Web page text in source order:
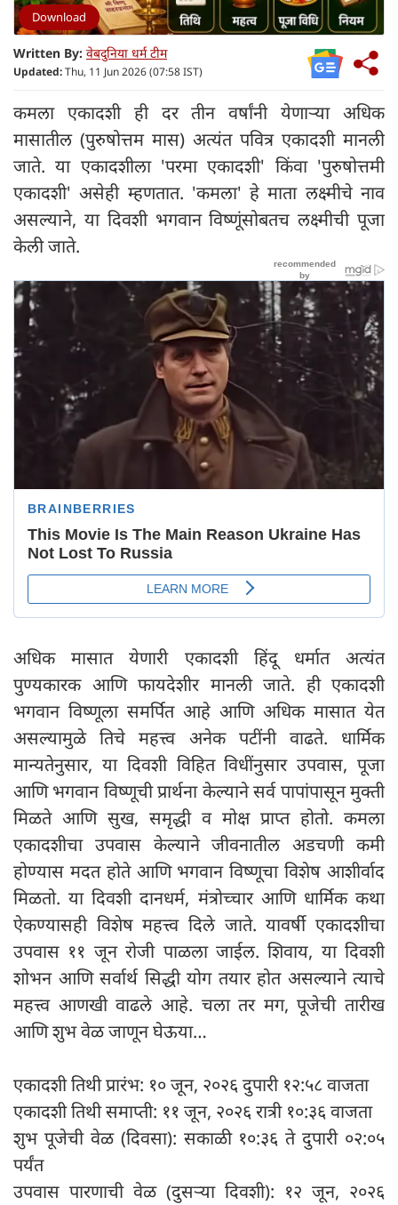
Download
Written By: वेबदुनिया धर्म टीम
Updated:Thu, 11 Jun 2026 (07:58 IST)
कमला एकादशी ही दर तीन वर्षांनी येणाऱ्या अधिक
मासातील (पुरुषोत्तम मास) अत्यंत पवित्र एकादशी मानली
जाते. या एकादशीला 'परमा एकादशी' किंवा 'पुरुषोत्तमी
एकादशी' असेही म्हणतात. 'कमला' हे माता लक्ष्मीचे नाव
असल्याने, या दिवशी भगवान विष्णूंसोबतच लक्ष्मीची पूजा
केली जाते.
अधिक मासात येणारी एकादशी हिंदू धर्मात अत्यंत
पुण्यकारक आणि फायदेशीर मानली जाते. ही एकादशी
भगवान विष्णूला समर्पित आहे आणि अधिक मासात येत
असल्यामुळे तिचे महत्त्व अनेक पटींनी वाढते. धार्मिक
मान्यतेनुसार, या दिवशी विहित विधींनुसार उपवास, पूजा
आणि भगवान विष्णूची प्रार्थना केल्याने सर्व पापांपासून मुक्ती
मिळते आणि सुख, समृद्धी व मोक्ष प्राप्त होतो. कमला
एकादशीचा उपवास केल्याने जीवनातील अडचणी कमी
होण्यास मदत होते आणि भगवान विष्णूचा विशेष आशीर्वाद
मिळतो. या दिवशी दानधर्म, मंत्रोच्चार आणि धार्मिक कथा
ऐकण्यासही विशेष महत्त्व दिले जाते. यावर्षी एकादशीचा
उपवास ११ जून रोजी पाळला जाईल. शिवाय, या दिवशी
शोभन आणि सर्वार्थ सिद्धी योग तयार होत असल्याने त्याचे
महत्त्व आणखी वाढले आहे. चला तर मग, पूजेची तारीख
आणि शुभ वेळ जाणून घेऊया…
एकादशी तिथी प्रारंभ: १० जून, २०२६ दुपारी १२:५८ वाजता
एकादशी तिथी समाप्ती: ११ जून, २०२६ रात्री १०:३६ वाजता
शुभ पूजेची वेळ (दिवसा): सकाळी १०:३६ ते दुपारी ०२:०५
पर्यंत
उपवास पारणाची वेळ (दुसऱ्या दिवशी): १२ जून, २०२६